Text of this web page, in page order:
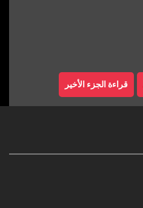
قراءة الجزء الأخير